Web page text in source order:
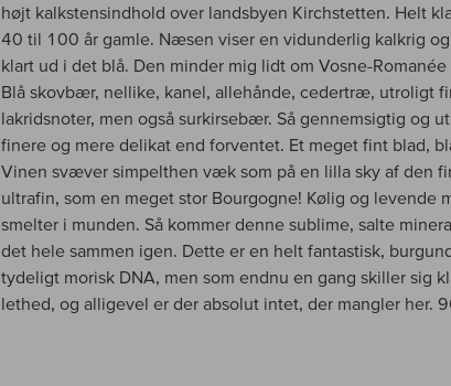
højt kalkstensindhold over landsbyen Kirchstetten. Helt
40 til 100 år gamle. Næsen viser en vidunderlig kalkrig
klart ud i det blå. Den minder mig lidt om Vosne-
Blå skovbær, nellike, kanel, allehånde, cedertræ, utroligt
lakridsnoter, men også surkirsebær. Så gennemsigtig og
finere og mere delikat end forventet. Et meget fint blad,
Vinen svæver simpelthen væk som på en lilla sky af den
ultrafin, som en meget stor Bourgogne! Kølig og levende
smelter i munden. Så kommer denne sublime, salte
det hele sammen igen. Dette er en helt fantastisk,
tydeligt morisk DNA, men som endnu en gang skiller sig
lethed, og alligevel er der absolut intet, der mangler her.